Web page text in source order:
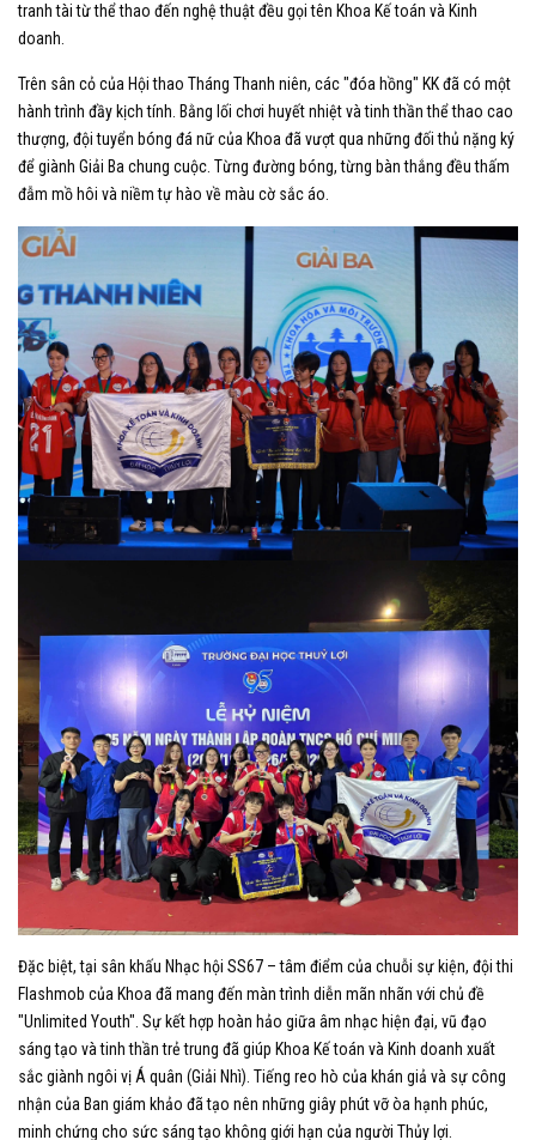
tranh tài từ thể thao đến nghệ thuật đều gọi tên Khoa Kế toán và Kinh
doanh.
Trên sân cỏ của Hội thao Tháng Thanh niên, các "đóa hồng" KK đã có một
hành trình đầy kịch tính. Bằng lối chơi huyết nhiệt và tinh thần thể thao cao
thượng, đội tuyển bóng đá nữ của Khoa đã vượt qua những đối thủ nặng ký
để giành Giải Ba chung cuộc. Từng đường bóng, từng bàn thắng đều thấm
đẫm mồ hôi và niềm tự hào về màu cờ sắc áo.
Đặc biệt, tại sân khấu Nhạc hội SS67 – tâm điểm của chuỗi sự kiện, đội thi
Flashmob của Khoa đã mang đến màn trình diễn mãn nhãn với chủ đề
"Unlimited Youth". Sự kết hợp hoàn hảo giữa âm nhạc hiện đại, vũ đạo
sáng tạo và tinh thần trẻ trung đã giúp Khoa Kế toán và Kinh doanh xuất
sắc giành ngôi vị Á quân (Giải Nhì). Tiếng reo hò của khán giả và sự công
nhận của Ban giám khảo đã tạo nên những giây phút vỡ òa hạnh phúc,
minh chứng cho sức sáng tạo không giới hạn của người Thủy lợi.